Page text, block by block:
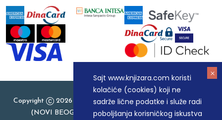
Sajt www.knjizara.com koristi
kolačiće (cookies) koji ne
sadrže lične podatke i služe radi
poboljšanja korisničkog iskustva
Copyright
2026 Knjizara.com - MAKART DOO BEOGRAD
(NOVI BEOGRAD), PIB: 105184104, MB: 20337524